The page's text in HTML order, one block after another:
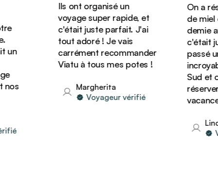
Ils ont organisé un
voyage super rapide, et
c'était juste parfait. J'ai
tout adoré ! Je vais
carrément recommander
Viatu à tous mes potes !
Margherita
Voyageur vérifié
On a
de miel
demie
c'était
passé
Sud et
réserver
Linda